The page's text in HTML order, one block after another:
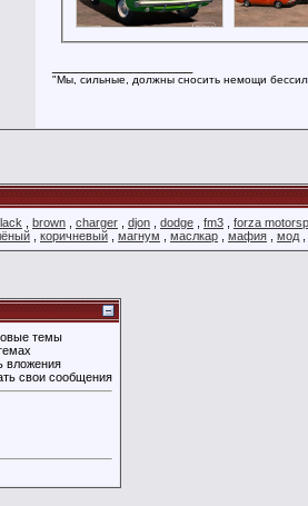
"Мы, сильные, должны сносить немощи
brown charger djon dodge fm3
forza
коричневый магнум маслкар мафия мод
темы
вложения
свои сообщения